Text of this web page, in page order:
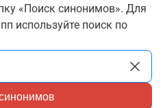
«Поиск синонимов». Для
используйте поиск по